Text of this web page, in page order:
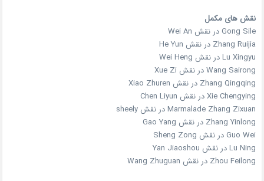
نقش های مکمل
Gong Sile در نقش Wei An
Zhang Ruijia در نقش He Yun
Lu Xingyu در نقش Wei Heng
Wang Sairong در نقش Xue Zi
Zhang Qingqing در نقش Xiao Zhuren
Xie Chengying در نقش Chen Liyun
Marmalade Zhang Zixuan در نقش sheely
Zhang Yinlong در نقش Gao Yang
Guo Wei در نقش Sheng Zong
Lu Ning در نقش Yan Jiaoshou
Zhou Feilong در نقش Wang Zhuguan